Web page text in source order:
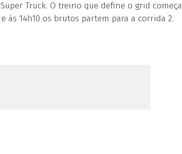
Truck. O treino que define o grid começa
às 14h10 os brutos partem para a corrida 2.